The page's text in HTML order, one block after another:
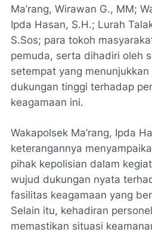
Ma’rang, Wirawan G., MM;
Ipda Hasan, S.H.; Lurah
S.Sos; para tokoh
pemuda, serta dihadiri oleh
setempat yang
dukungan tinggi terhadap
keagamaan ini.
Wakapolsek Ma’rang, Ipda
keterangannya
pihak kepolisian dalam
wujud dukungan nyata
fasilitas keagamaan yang
Selain itu, kehadiran
memastikan situasi